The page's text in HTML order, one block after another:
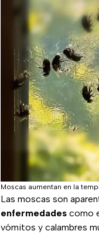
Moscas aumentan en la
Las moscas son
enfermedades como
vómitos y calambres